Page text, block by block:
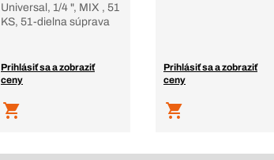
Universal, 1/4 ", MIX , 51
KS, 51-dielna súprava
Prihlásiť sa a zobraziť
ceny
Prihlásiť sa a zobraziť
ceny